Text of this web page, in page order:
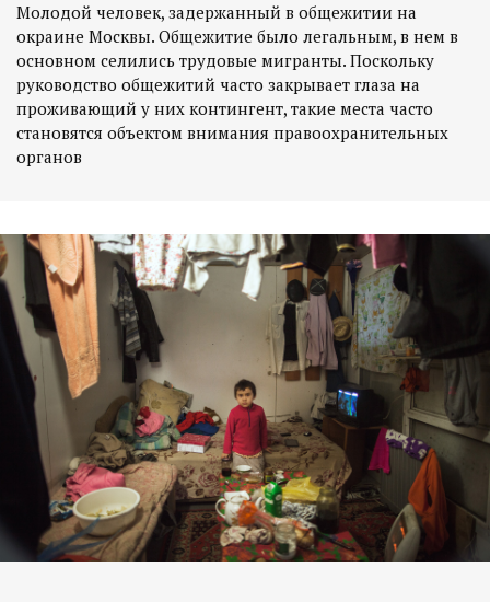
Молодой человек, задержанный в общежитии на
окраине Москвы. Общежитие было легальным, в нем в
основном селились трудовые мигранты. Поскольку
руководство общежитий часто закрывает глаза на
проживающий у них контингент, такие места часто
становятся объектом внимания правоохранительных